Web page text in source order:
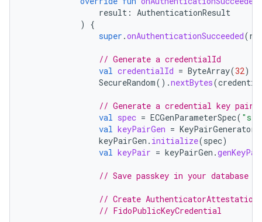
result : AuthenticationResult
)
{
super .onAuthenticationSucceeded(
// Generate a credentialId
val credentialId = ByteArray(32)
SecureRandom().nextBytes(
// Generate a credential key pair
val spec = ECGenParameterSpec(
val keyPairGen = KeyPairGenerator
keyPairGen . initialize(spec)
val keyPair = keyPairGen .
// Save passkey in your database
// Create
// FidoPublicKeyCredential